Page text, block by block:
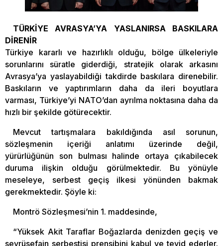
TÜRKİYE AVRASYA’YA YASLANIRSA BASKILARA
DİRENİR
Türkiye kararlı ve hazırlıklı olduğu, bölge ülkeleriyle
sorunlarını süratle giderdiği, stratejik olarak arkasını
Avrasya’ya yaslayabildiği takdirde baskılara direnebilir.
Baskıların ve yaptırımların daha da ileri boyutlara
varması, Türkiye’yi NATO’dan ayrılma noktasına daha da
hızlı bir şekilde götürecektir.
Mevcut tartışmalara bakıldığında asıl sorunun,
sözleşmenin içeriği anlatımı üzerinde değil,
yürürlüğünün son bulması halinde ortaya çıkabilecek
duruma ilişkin olduğu görülmektedir. Bu yönüyle
meseleye, serbest geçiş ilkesi yönünden bakmak
gerekmektedir. Şöyle ki:
Montrö Sözleşmesi’nin 1. maddesinde,
“Yüksek Akit Taraflar Boğazlarda denizden geçiş ve
seyrüsefain serbestisi prensibini kabul ve teyid ederler.